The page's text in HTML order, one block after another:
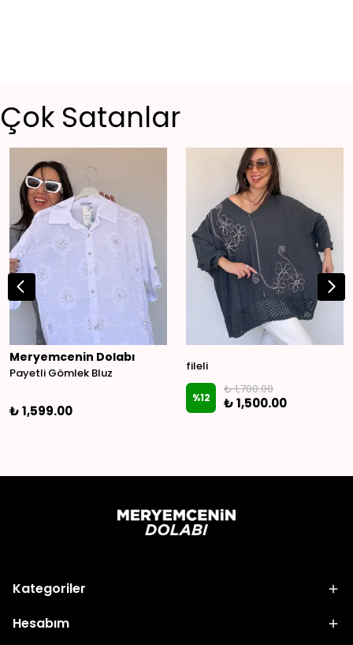
Çok Satanlar
Meryemcenin Dolabı
Payetli Gömlek Bluz
₺ 1,599.00
fileli
%12
₺ 1,700.00
₺ 1,500.00
Kategoriler
Hesabım